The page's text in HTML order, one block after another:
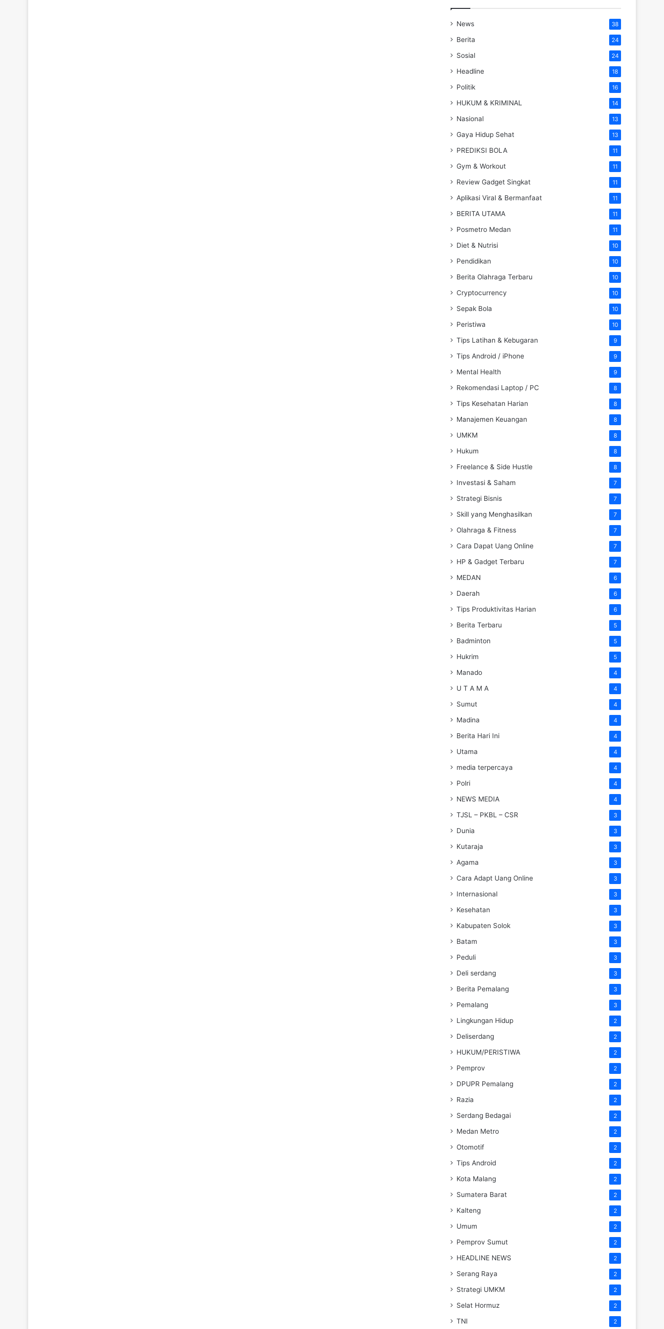
News 38
Berita 24
Sosial 24
Headline 18
Politik 16
HUKUM & KRIMINAL 14
Nasional 13
Gaya Hidup Sehat 13
PREDIKSI BOLA 11
Gym & Workout 11
Review Gadget Singkat 11
Aplikasi Viral & Bermanfaat 11
BERITA UTAMA 11
Posmetro Medan 11
Diet & Nutrisi 10
Pendidikan 10
Berita Olahraga Terbaru 10
Cryptocurrency 10
Sepak Bola 10
Peristiwa 10
Tips Latihan & Kebugaran 9
Tips Android / iPhone 9
Mental Health 9
Rekomendasi Laptop / PC 8
Tips Kesehatan Harian 8
Manajemen Keuangan 8
UMKM 8
Hukum 8
Freelance & Side Hustle 8
Investasi & Saham 7
Strategi Bisnis 7
Skill yang Menghasilkan 7
Olahraga & Fitness 7
Cara Dapat Uang Online 7
HP & Gadget Terbaru 7
MEDAN 6
Daerah 6
Tips Produktivitas Harian 6
Berita Terbaru 5
Badminton 5
Hukrim 5
Manado 4
U T A M A 4
Sumut 4
Madina 4
Berita Hari Ini 4
Utama 4
media terpercaya 4
Polri 4
NEWS MEDIA 4
TJSL – PKBL – CSR 3
Dunia 3
Kutaraja 3
Agama 3
Cara Adapt Uang Online 3
Internasional 3
Kesehatan 3
Kabupaten Solok 3
Batam 3
Peduli 3
Deli serdang 3
Berita Pemalang 3
Pemalang 3
Lingkungan Hidup 2
Deliserdang 2
HUKUM/PERISTIWA 2
Pemprov 2
DPUPR Pemalang 2
Razia 2
Serdang Bedagai 2
Medan Metro 2
Otomotif 2
Tips Android 2
Kota Malang 2
Sumatera Barat 2
Kalteng 2
Umum 2
Pemprov Sumut 2
HEADLINE NEWS 2
Serang Raya 2
Strategi UMKM 2
Selat Hormuz 2
TNI 2